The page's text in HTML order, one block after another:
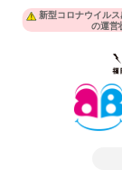
新型コロナウイル
の運営